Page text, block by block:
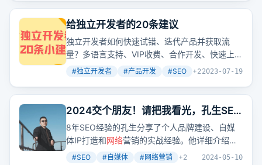
给独立开发者的20条建议
独立开发者如何快速试错、迭代产品并获取流
量？多语言支持、VIP收费、合作开发、快速上
线、技术与推广并重、围绕关键词建站、利用免
实践，这些是哥飞和他的朋友们给出的20条实用
建议。
#独立开发者 #产品开发 #SEO +22023-07-19
2024交个朋友！请把我看光，孔生SEO
大全
8年SEO经验的孔生分享了个人品牌建设、自媒
体IP打造和网络营销的实战经验。他详细介绍了
SEO服务内容，包括公众号、小红书、视频SEO
#SEO #自媒体 #网络营销 +2 2024-05-10